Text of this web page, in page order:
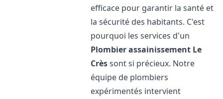
efficace pour garantir la santé et
la sécurité des habitants. C'est
pourquoi les services d'un
Plombier assainissement Le
Crèssont si précieux. Notre
équipe de plombiers
expérimentés intervient